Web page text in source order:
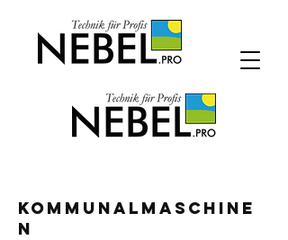
KOMMUNALMASCHINE
N